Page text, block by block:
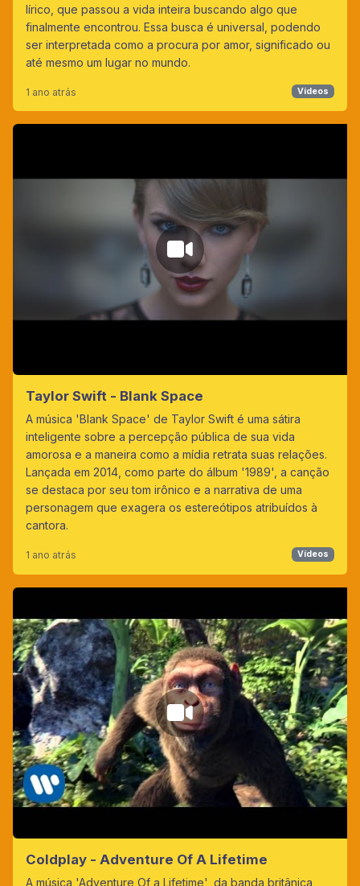
lírico, que passou a vida inteira buscando algo que
finalmente encontrou. Essa busca é universal, podendo
ser interpretada como a procura por amor, significado ou
até mesmo um lugar no mundo.
1 ano atrás Vídeos
Taylor Swift - Blank Space
A música 'Blank Space' de Taylor Swift é uma sátira
inteligente sobre a percepção pública de sua vida
amorosa e a maneira como a mídia retrata suas relações.
Lançada em 2014, como parte do álbum '1989', a canção
se destaca por seu tom irônico e a narrativa de uma
personagem que exagera os estereótipos atribuídos à
cantora.
1 ano atrás Vídeos
Coldplay - Adventure Of A Lifetime
A música 'Adventure Of a Lifetime', da banda britânica